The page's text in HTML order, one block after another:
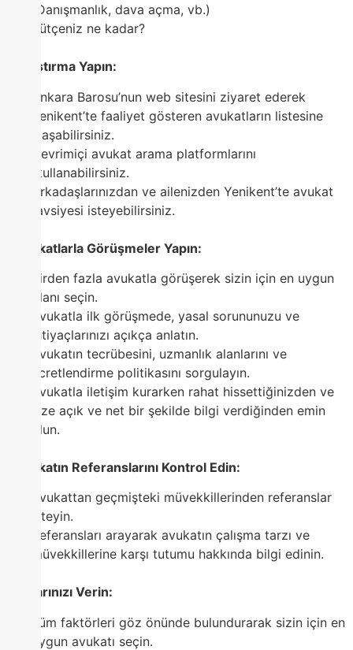
(Danışmanlık, dava açma, vb.)
Bütçeniz ne kadar?
2. Araştırma Yapın:
Ankara Barosu’nun web sitesini ziyaret ederek
Yenikent’te faaliyet gösteren avukatların listesine
ulaşabilirsiniz.
Çevrimiçi avukat arama platformlarını
kullanabilirsiniz.
Arkadaşlarınızdan ve ailenizden Yenikent’te avukat
tavsiyesi isteyebilirsiniz.
3. Avukatlarla Görüşmeler Yapın:
Birden fazla avukatla görüşerek sizin için en uygun
olanı seçin.
Avukatla ilk görüşmede, yasal sorununuzu ve
ihtiyaçlarınızı açıkça anlatın.
Avukatın tecrübesini, uzmanlık alanlarını ve
ücretlendirme politikasını sorgulayın.
Avukatla iletişim kurarken rahat hissettiğinizden ve
size açık ve net bir şekilde bilgi verdiğinden emin
olun.
4. Avukatın Referanslarını Kontrol Edin:
Avukattan geçmişteki müvekkillerinden referanslar
isteyin.
Referansları arayarak avukatın çalışma tarzı ve
müvekkillerine karşı tutumu hakkında bilgi edinin.
5. Kararınızı Verin:
Tüm faktörleri göz önünde bulundurarak sizin için en
uygun avukatı seçin.